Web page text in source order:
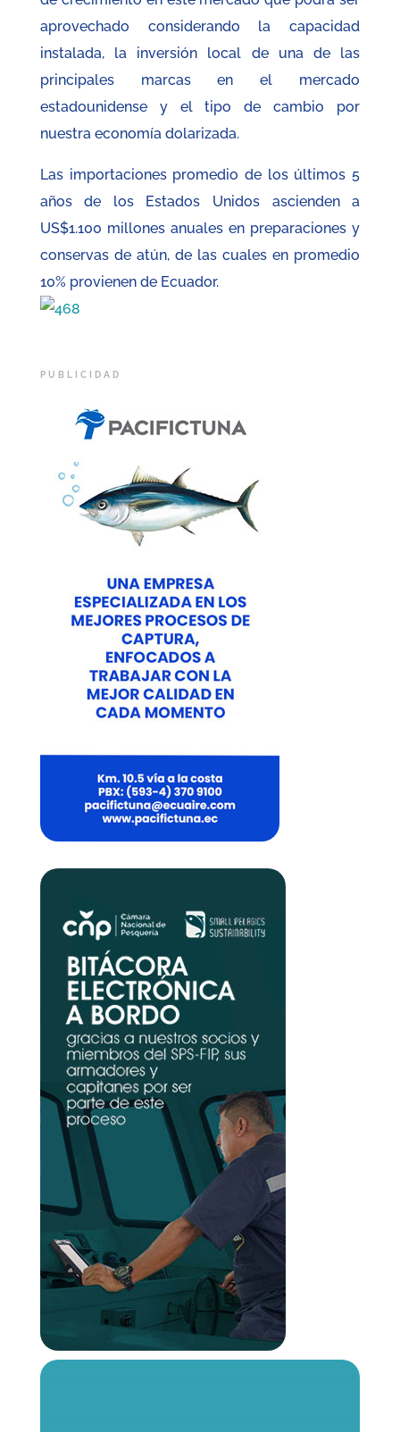
aprovechado considerando la capacidad
instalada, la inversión local de una de las
principales marcas en el mercado
estadounidense y el tipo de cambio por
nuestra economía dolarizada.
Las importaciones promedio de los últimos 5
años de los Estados Unidos ascienden a
US$1.100 millones anuales en preparaciones y
conservas de atún, de las cuales en promedio
10% provienen de Ecuador.